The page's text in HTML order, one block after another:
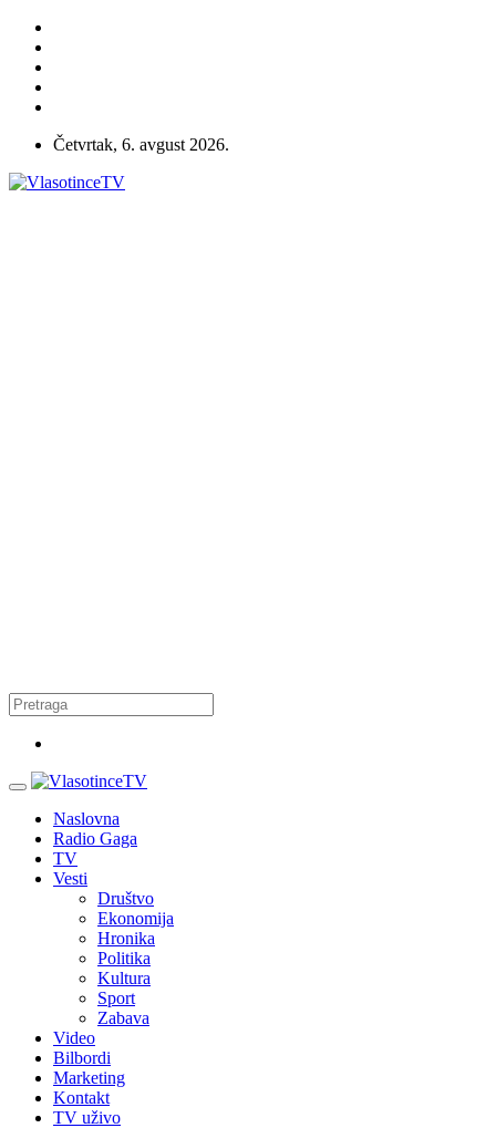
Četvrtak, 6. avgust 2026.
Naslovna
Radio Gaga
TV
Vesti
Društvo
Ekonomija
Hronika
Politika
Kultura
Sport
Zabava
Video
Bilbordi
Marketing
Kontakt
TV uživo